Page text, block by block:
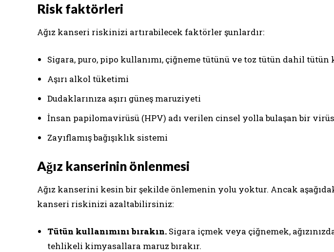
Risk faktörleri
Ağız kanseri riskinizi artırabilecek faktörler şunlardır:
Sigara, puro, pipo kullanımı, çiğneme tütünü ve toz tütün dahil tütün
Aşırı alkol tüketimi
Dudaklarınıza aşırı güneş maruziyeti
İnsan papilomavirüsü (HPV) adı verilen cinsel yolla bulaşan bir virüs
Zayıflamış bağışıklık sistemi
Ağız kanserinin önlenmesi
Ağız kanserini kesin bir şekilde önlemenin yolu yoktur. Ancak
kanseri riskinizi azaltabilirsiniz:
Tütün kullanımını bırakın. Sigara içmek veya çiğnemek,
tehlikeli kimyasallara maruz bırakır.